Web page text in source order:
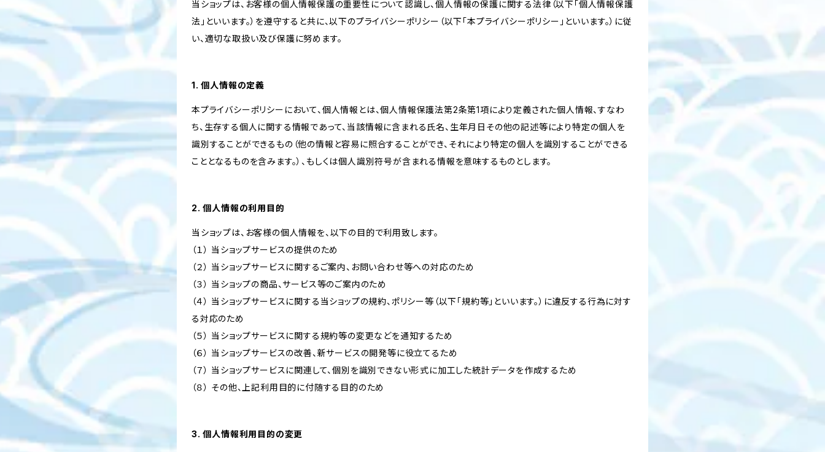
当ショップは、お客様の個人情報保護の重要性について認識し、個人情報の保護に関する法律（以下「個人情報保護
法」といいます。）を遵守すると共に、以下のプライバシーポリシー（以下「本プライバシーポリシー」といいます。）に従
い、適切な取扱い及び保護に努めます。
1. 個人情報の定義
本プライバシーポリシーにおいて、個人情報とは、個人情報保護法第2条第1項により定義された個人情報、すなわ
ち、生存する個人に関する情報であって、当該情報に含まれる氏名、生年月日その他の記述等により特定の個人を
識別することができるもの（他の情報と容易に照合することができ、それにより特定の個人を識別することができる
こととなるものを含みます。）、もしくは個人識別符号が含まれる情報を意味するものとします。
2. 個人情報の利用目的
当ショップは、お客様の個人情報を、以下の目的で利用致します。
（１） 当ショップサービスの提供のため
（２） 当ショップサービスに関するご案内、お問い合わせ等への対応のため
（３） 当ショップの商品、サービス等のご案内のため
（４） 当ショップサービスに関する当ショップの規約、ポリシー等（以下「規約等」といいます。）に違反する行為に対す
る対応のため
（５） 当ショップサービスに関する規約等の変更などを通知するため
（６） 当ショップサービスの改善、新サービスの開発等に役立てるため
（７） 当ショップサービスに関連して、個別を識別できない形式に加工した統計データを作成するため
（８） その他、上記利用目的に付随する目的のため
3. 個人情報利用目的の変更